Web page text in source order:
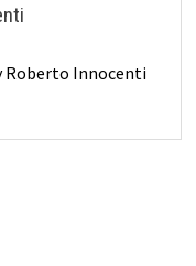
Roberto Innocenti